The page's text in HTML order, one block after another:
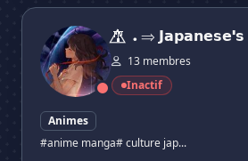
🎐⃤ . ⇒ 𝗝𝗮𝗽𝗮𝗻𝗲𝘀𝗲'𝘀 𝗖𝘂𝗹𝘁𝘂𝗿𝗲 ꧂̆̈|ᵘᵉ
🎐⃤ . ⇒
13 membres
Inactif
Animes
#anime manga# culture jap...